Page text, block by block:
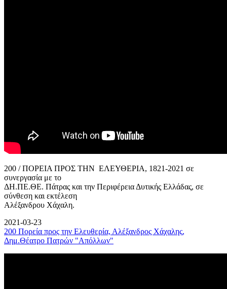
200 / ΠΟΡΕΙΑ ΠΡΟΣ ΤΗΝ ΕΛΕΥΘΕΡΙΑ, 1821-2021 σε
συνεργασία με το
ΔΗ.ΠΕ.ΘΕ. Πάτρας και την Περιφέρεια Δυτικής Ελλάδας, σε
σύνθεση και εκτέλεση
Αλέξανδρου Χάχαλη.
2021-03-23
200 Πορεία προς την Ελευθερία, Αλέξανδρος Χάχαλης,
Δημ.Θέατρο Πατρών "Απόλλων"